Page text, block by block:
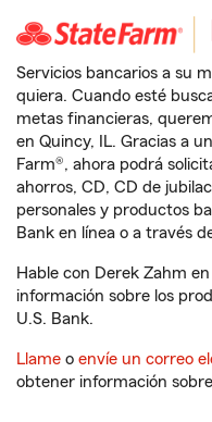
Servicios bancarios a su
quiera. Cuando esté
metas financieras,
en Quincy, IL. Gracias a
Farm®, ahora podrá
ahorros, CD, CD de
personales y productos
Bank en línea o a través
Hable con Derek Zahm
información sobre los
U.S. Bank.
Llame o envíe un correo
obtener información